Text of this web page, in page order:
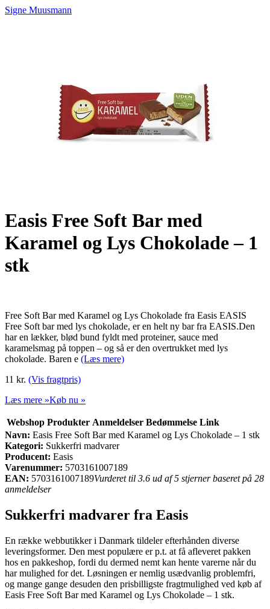
Signe Muusmann
Easis Free Soft Bar med
Karamel og Lys Chokolade – 1
stk
Free Soft Bar med Karamel og Lys Chokolade fra Easis EASIS
Free Soft bar med lys chokolade, er en helt ny bar fra EASIS.Den
har en lækker, blød bund fyldt med proteiner, sauce med
karamelsmag på toppen – og så er den overtrukket med lys
chokolade. Baren e (Læs mere)
11 kr. (Vis fragtpris)
Læs mere »Køb nu »
Webshop Produkter Anmeldelser Bedømmelse Link
Navn: Easis Free Soft Bar med Karamel og Lys Chokolade – 1 stk
Kategori: Sukkerfri madvarer
Producent: Easis
Varenummer: 5703161007189
EAN: 5703161007189Vurderet til 3.6 ud af 5 stjerner baseret på 28
anmeldelser
Sukkerfri madvarer fra Easis
En række webbutikker i Danmark tildeler efterhånden diverse
leveringsformer. Den mest populære er p.t. at få afleveret pakken
hos en pakkeshop, fordi du dermed nemt kan hente varerne når du
har mulighed for det. Løsningen er nemlig usædvanlig problemfri,
og mange gange desuden den prisbilligste fragtmulighed ved køb af
Easis Free Soft Bar med Karamel og Lys Chokolade – 1 stk.